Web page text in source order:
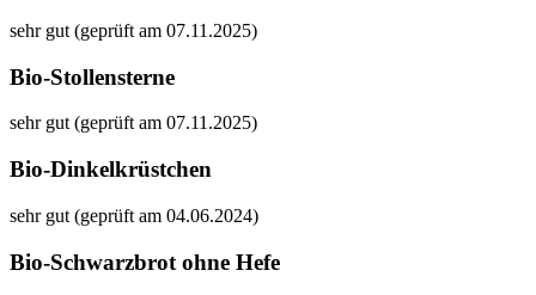
sehr gut (geprüft am 07.11.2025)
Bio-Stollensterne
sehr gut (geprüft am 07.11.2025)
Bio-Dinkelkrüstchen
sehr gut (geprüft am 04.06.2024)
Bio-Schwarzbrot ohne Hefe